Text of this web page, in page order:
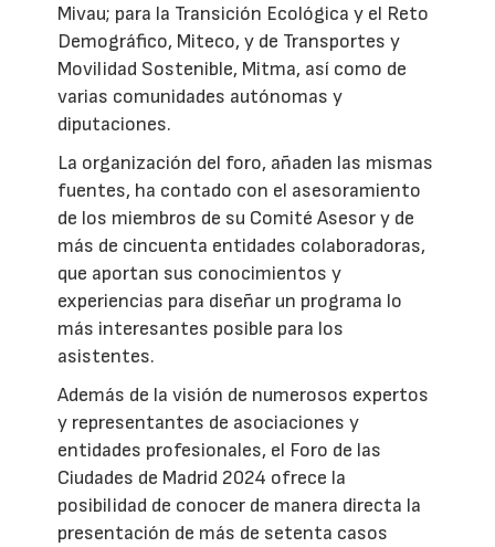
Mivau; para la Transición Ecológica y el Reto
Demográfico, Miteco, y de Transportes y
Movilidad Sostenible, Mitma, así como de
varias comunidades autónomas y
diputaciones.
La organización del foro, añaden las mismas
fuentes, ha contado con el asesoramiento
de los miembros de su Comité Asesor y de
más de cincuenta entidades colaboradoras,
que aportan sus conocimientos y
experiencias para diseñar un programa lo
más interesantes posible para los
asistentes.
Además de la visión de numerosos expertos
y representantes de asociaciones y
entidades profesionales, el Foro de las
Ciudades de Madrid 2024 ofrece la
posibilidad de conocer de manera directa la
presentación de más de setenta casos